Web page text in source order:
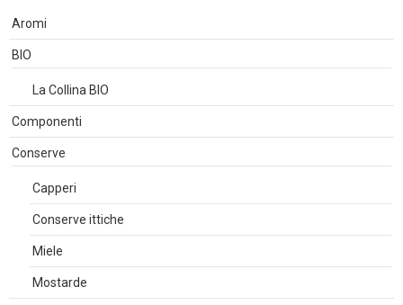
Aromi
BIO
La Collina BIO
Componenti
Conserve
Capperi
Conserve ittiche
Miele
Mostarde